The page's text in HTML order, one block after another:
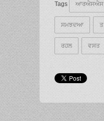
Tags ਆਰਐਸਐਸ
ਸਮਝਦਆ ਤ
ਰਹਲ ਵਸਤ